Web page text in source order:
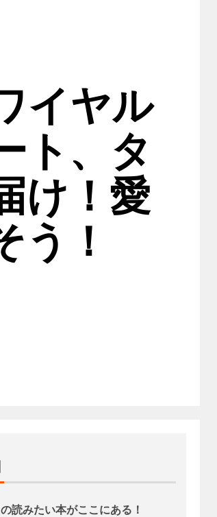
イヤル
ト、タ
け！愛
う！
読みたい本がここにある！